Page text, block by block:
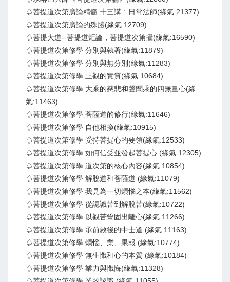
♤菩提道次第廣論精髓 十三講﹝日常法師(緣氣:21377)
♤菩提道次第廣論的殊勝(緣氣:12709)
♤菩提大道--菩提道炬論，菩提道次第攝(緣氣:16590)
♤菩提道次第修學 分別與執著(緣氣:11879)
♤菩提道次第修學 分別與無分別(緣氣:11283)
♤菩提道次第修學 止觀的實質(緣氣:10684)
♤菩提道次第修學 大乘的慈悲和聲聞乘的四無量心(緣
氣:11463)
♤菩提道次第修學 菩薩道的修行(緣氣:11646)
♤菩提道次第修學 自他相換(緣氣:10915)
♤菩提道次第修學 受持菩提心的要領(緣氣:12533)
♤菩提道次第修學 如何信受並發起菩提心 (緣氣:12305)
♤菩提道次第修學 道次第的核心內容(緣氣:10854)
♤菩提道次第修學 解脫道和菩薩道 (緣氣:11079)
♤菩提道次第修學 我見為一切煩惱之本(緣氣:11562)
♤菩提道次第修學 從認識苦到解脫苦(緣氣:10722)
♤菩提道次第修學 以觀苦鞏固出離心(緣氣:11266)
♤菩提道次第修學 承前啟後的中士道 (緣氣:11163)
♤菩提道次第修學 煩惱、業、果報 (緣氣:10774)
♤菩提道次第修學 無生懺和心的本質 (緣氣:10184)
♤菩提道次第修學 業力與懺悔(緣氣:11328)